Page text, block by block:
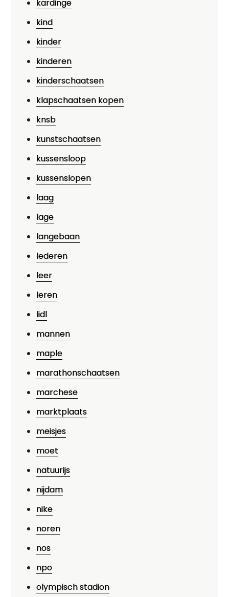
kardinge
kind
kinder
kinderen
kinderschaatsen
klapschaatsen kopen
knsb
kunstschaatsen
kussensloop
kussenslopen
laag
lage
langebaan
lederen
leer
leren
lidl
mannen
maple
marathonschaatsen
marchese
marktplaats
meisjes
moet
natuurijs
nijdam
nike
noren
nos
npo
olympisch stadion